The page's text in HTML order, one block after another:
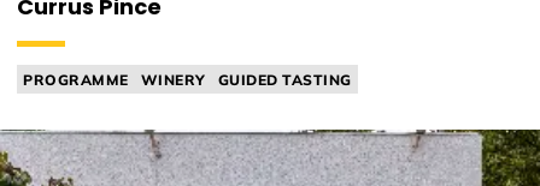
Currus Pince
PROGRAMME WINERY
GUIDED TASTING